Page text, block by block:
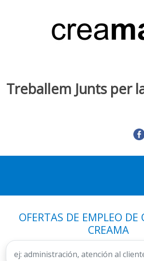
Treballem Junts per
OFERTAS DE EMPLEO
CREAMA